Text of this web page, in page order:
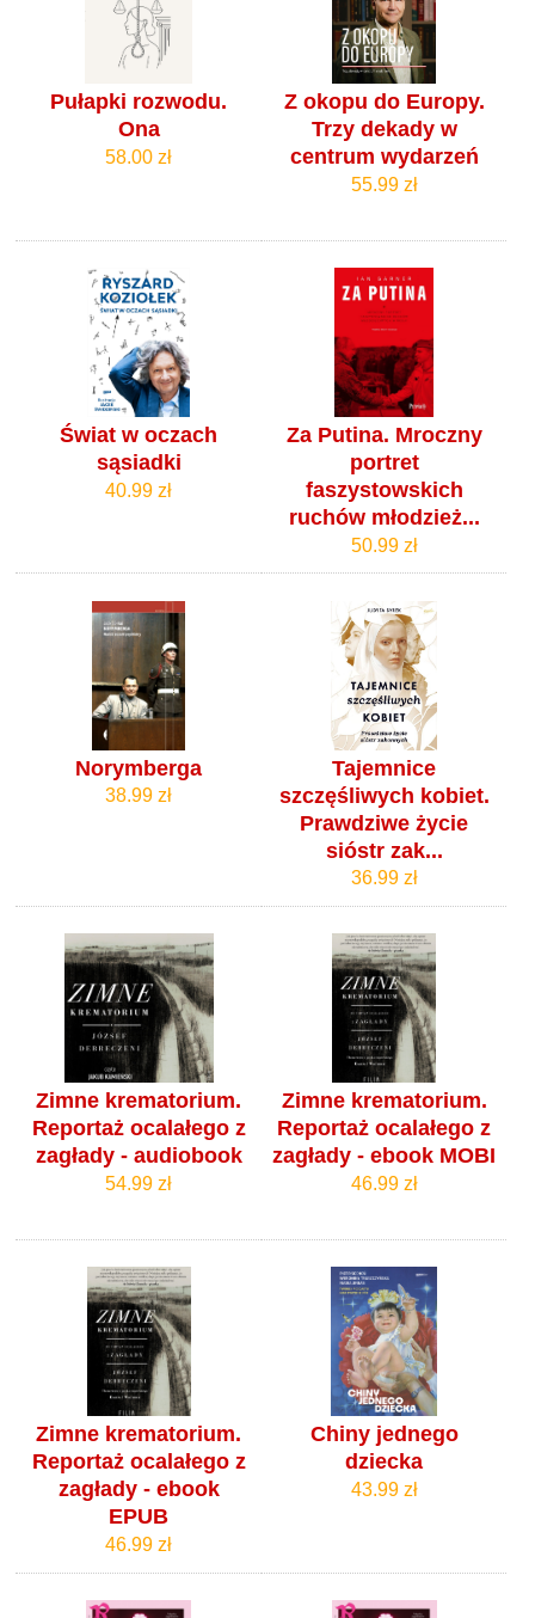
Pułapki rozwodu.
Ona
58.00 zł
Z okopu do Europy.
Trzy dekady w
centrum wydarzeń
55.99 zł
Świat w oczach
sąsiadki
40.99 zł
Za Putina. Mroczny
portret
faszystowskich
ruchów młodzież...
50.99 zł
Norymberga
38.99 zł
Tajemnice
szczęśliwych kobiet.
Prawdziwe życie
sióstr zak...
36.99 zł
Zimne krematorium.
Reportaż ocalałego z
zagłady - audiobook
54.99 zł
Zimne krematorium.
Reportaż ocalałego z
zagłady - ebook MOBI
46.99 zł
Zimne krematorium.
Reportaż ocalałego z
zagłady - ebook
EPUB
46.99 zł
Chiny jednego
dziecka
43.99 zł